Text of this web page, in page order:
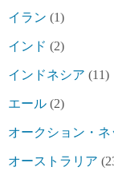
イラン (1)
インド (2)
インドネシア (11)
エール (2)
オークション・
オーストラリア